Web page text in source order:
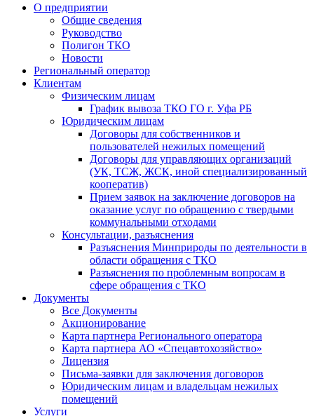
О предприятии
Общие сведения
Руководство
Полигон ТКО
Новости
Региональный оператор
Клиентам
Физическим лицам
График вывоза ТКО ГО г. Уфа РБ
Юридическим лицам
Договоры для собственников и
пользователей нежилых помещений
Договоры для управляющих организаций
(УК, ТСЖ, ЖСК, иной специализированный
кооператив)
Прием заявок на заключение договоров на
оказание услуг по обращению с твердыми
коммунальными отходами
Консультации, разъяснения
Разъяснения Минприроды по деятельности в
области обращения с ТКО
Разъяснения по проблемным вопросам в
сфере обращения с ТКО
Документы
Все Документы
Акционирование
Карта партнера Регионального оператора
Карта партнера АО «Спецавтохозяйство»
Лицензия
Письма-заявки для заключения договоров
Юридическим лицам и владельцам нежилых
помещений
Услуги